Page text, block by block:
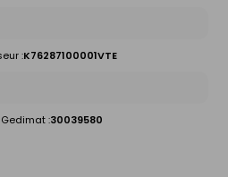
:K76287100001VTE
:30039580